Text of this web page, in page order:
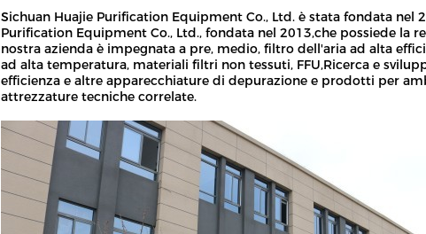
Sichuan Huajie Purification Equipment Co., Ltd. è stata fondata
Purification Equipment Co., Ltd., fondata nel 2013,che possiede la
nostra azienda è impegnata a pre, medio, filtro dell'aria ad alta
ad alta temperatura, materiali filtri non tessuti, FFU,Ricerca e
efficienza e altre apparecchiature di depurazione e prodotti per
attrezzature tecniche correlate.